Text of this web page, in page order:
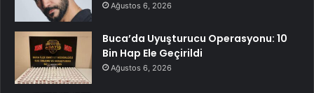
Ağustos 6, 2026
Buca’da Uyuşturucu Operasyonu: 10
Bin Hap Ele Geçirildi
Ağustos 6, 2026